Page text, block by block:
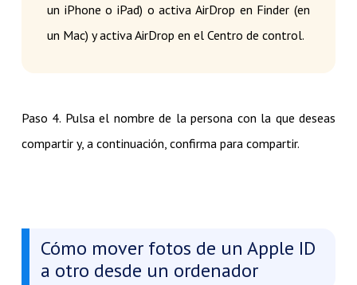
un iPhone o iPad) o activa AirDrop en Finder (en
un Mac) y activa AirDrop en el Centro de control.
Paso 4. Pulsa el nombre de la persona con la que deseas
compartir y, a continuación, confirma para compartir.
Cómo mover fotos de un Apple ID
a otro desde un ordenador